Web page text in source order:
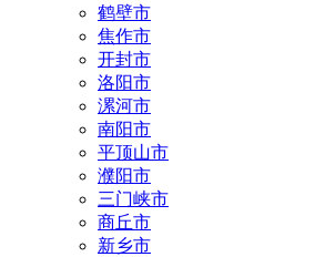
鹤壁市
焦作市
开封市
洛阳市
漯河市
南阳市
平顶山市
濮阳市
三门峡市
商丘市
新乡市